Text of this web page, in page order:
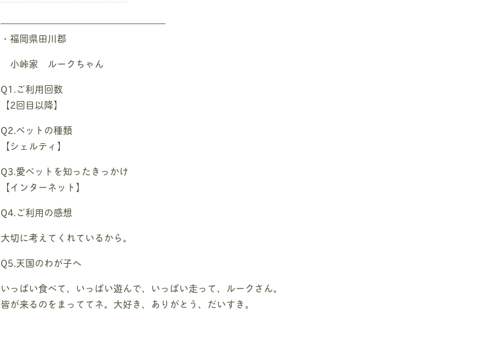
—————————————————–
・福岡県田川郡
小峠家 ルークちゃん
Q1.ご利用回数
【2回目以降】
Q2.ペットの種類
【シェルティ】
Q3.愛ペットを知ったきっかけ
【インターネット】
Q4.ご利用の感想
大切に考えてくれているから。
Q5.天国のわが子へ
いっぱい食べて、いっぱい遊んで、いっぱい走って、ルークさん。
皆が来るのをまっててネ。大好き、ありがとう、だいすき。